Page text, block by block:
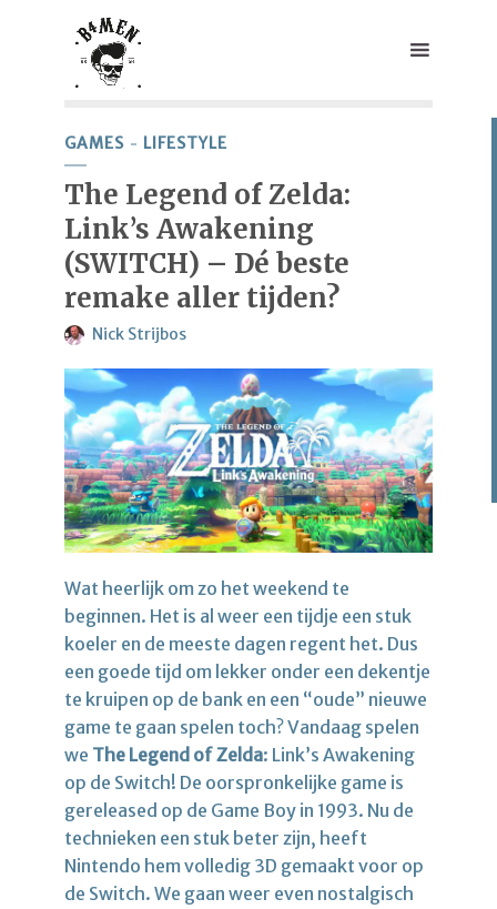
GAMES LIFESTYLE
The Legend of Zelda:
Link’s Awakening
(SWITCH) – Dé beste
remake aller tijden?
Nick Strijbos
Wat heerlijk om zo het weekend te
beginnen. Het is al weer een tijdje een stuk
koeler en de meeste dagen regent het. Dus
een goede tijd om lekker onder een dekentje
te kruipen op de bank en een “oude” nieuwe
game te gaan spelen toch? Vandaag spelen
we The Legend of Zelda: Link’s Awakening
op de Switch! De oorspronkelijke game is
gereleased op de Game Boy in 1993. Nu de
technieken een stuk beter zijn, heeft
Nintendo hem volledig 3D gemaakt voor op
de Switch. We gaan weer even nostalgisch